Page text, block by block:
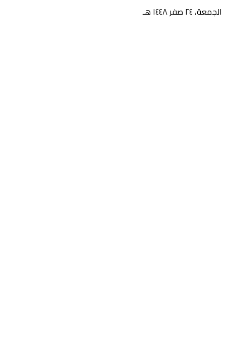
الجمعة، ٢٤ صفر ١٤٤٨ هـ